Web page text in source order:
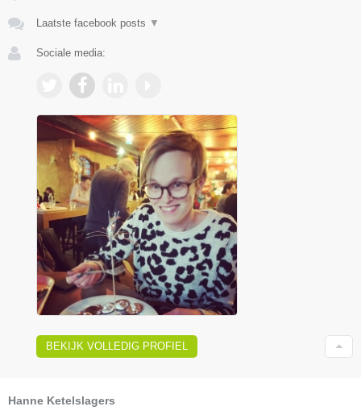
Laatste facebook posts ▼
Sociale media:
BEKIJK VOLLEDIG PROFIEL
Hanne Ketelslagers